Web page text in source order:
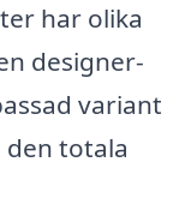
har olika
designer-
variant
totala